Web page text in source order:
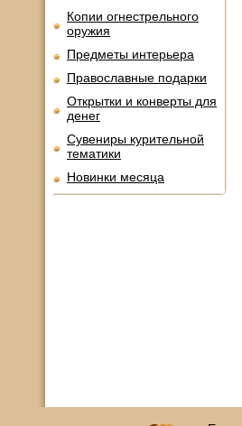
Копии огнестрельного
оружия
Предметы интерьера
Православные подарки
Открытки и конверты для
денег
Сувениры курительной
тематики
Новинки месяца